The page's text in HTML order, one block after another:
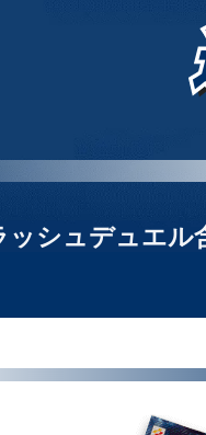
ッシュデュエル